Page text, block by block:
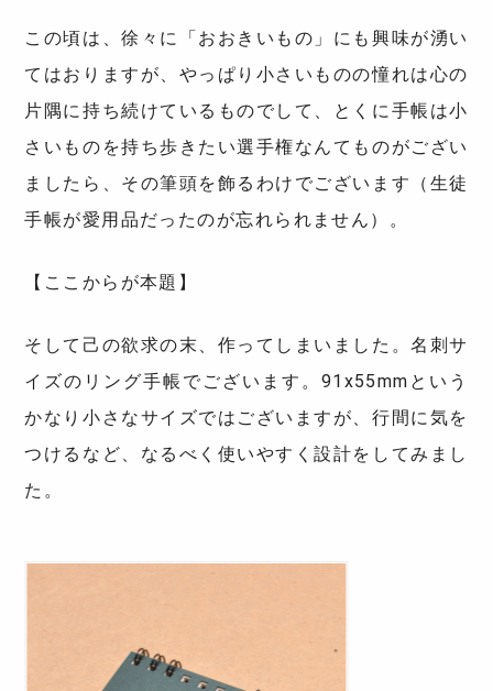
この頃は、徐々に「おおきいもの」にも興味が湧い
てはおりますが、やっぱり小さいものの憧れは心の
片隅に持ち続けているものでして、とくに手帳は小
さいものを持ち歩きたい選手権なんてものがござい
ましたら、その筆頭を飾るわけでございます（生徒
手帳が愛用品だったのが忘れられません）。
【ここからが本題】
そして己の欲求の末、作ってしまいました。名刺サ
イズのリング手帳でございます。91x55mmという
かなり小さなサイズではございますが、行間に気を
つけるなど、なるべく使いやすく設計をしてみまし
た。